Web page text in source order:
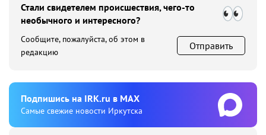
Стали свидетелем происшествия, чего-то
необычного и интересного?
Сообщите, пожалуйста, об этом в
редакцию
Отправить
Подпишиcь на IRK.ru в MAX
Cамые свежие новости Иркутска